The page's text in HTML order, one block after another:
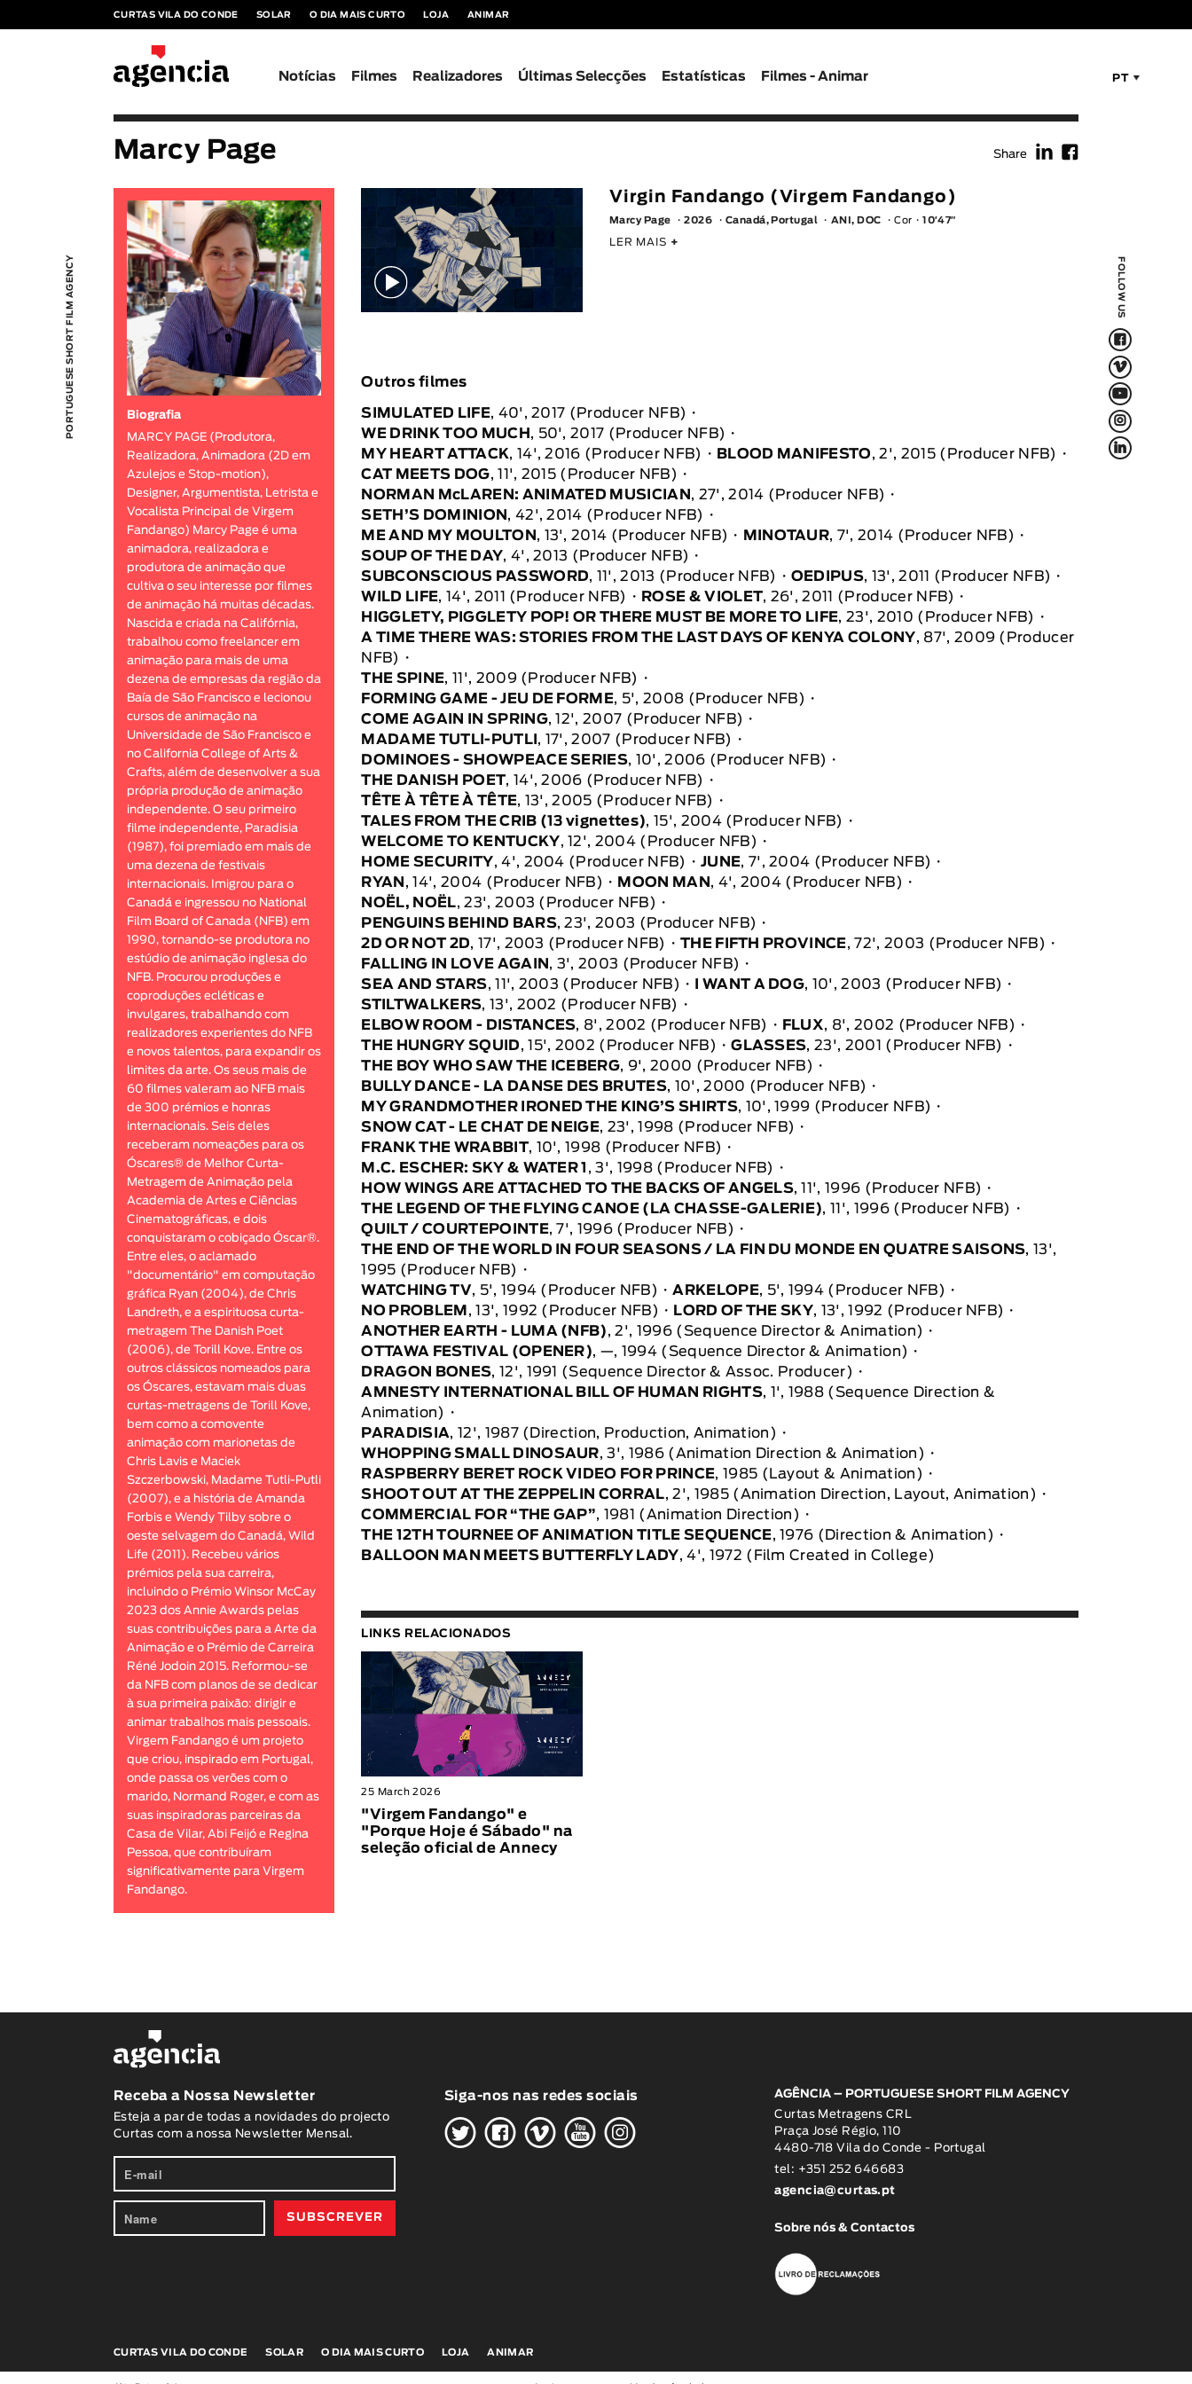
CURTAS VILA DO CONDE SOLAR O DIA MAIS CURTO LOJA ANIMAR
PT
Notícias Filmes Realizadores Últimas Selecções Estatísticas Filmes - Animar
PORTUGUESE SHORT FILM AGENCY FOLLOW US
F
V
Q
L
f
Marcy Page Share f F
Biografia
MARCY PAGE (Produtora,
Realizadora, Animadora (2D em
Azulejos e Stop-motion),
Designer, Argumentista, Letrista e
Vocalista Principal de Virgem
Fandango) Marcy Page é uma
animadora, realizadora e
produtora de animação que
cultiva o seu interesse por filmes
de animação há muitas décadas.
Nascida e criada na Califórnia,
trabalhou como freelancer em
animação para mais de uma
dezena de empresas da região da
Baía de São Francisco e lecionou
cursos de animação na
Universidade de São Francisco e
no California College of Arts &
Crafts, além de desenvolver a sua
própria produção de animação
independente. O seu primeiro
filme independente, Paradisia
(1987), foi premiado em mais de
uma dezena de festivais
internacionais. Imigrou para o
Canadá e ingressou no National
Film Board of Canada (NFB) em
1990, tornando-se produtora no
estúdio de animação inglesa do
NFB. Procurou produções e
coproduções ecléticas e
invulgares, trabalhando com
realizadores experientes do NFB
e novos talentos, para expandir os
limites da arte. Os seus mais de
60 filmes valeram ao NFB mais
de 300 prémios e honras
internacionais. Seis deles
receberam nomeações para os
Óscares® de Melhor Curta-
Metragem de Animação pela
Academia de Artes e Ciências
Cinematográficas, e dois
conquistaram o cobiçado Óscar®.
Entre eles, o aclamado
"documentário" em computação
gráfica Ryan (2004), de Chris
Landreth, e a espirituosa curta-
metragem The Danish Poet
(2006), de Torill Kove. Entre os
outros clássicos nomeados para
os Óscares, estavam mais duas
curtas-metragens de Torill Kove,
bem como a comovente
animação com marionetas de
Chris Lavis e Maciek
Szczerbowski, Madame Tutli-Putli
(2007), e a história de Amanda
Forbis e Wendy Tilby sobre o
oeste selvagem do Canadá, Wild
Life (2011). Recebeu vários
prémios pela sua carreira,
incluindo o Prémio Winsor McCay
2023 dos Annie Awards pelas
suas contribuições para a Arte da
Animação e o Prémio de Carreira
Réné Jodoin 2015. Reformou-se
da NFB com planos de se dedicar
à sua primeira paixão: dirigir e
animar trabalhos mais pessoais.
Virgem Fandango é um projeto
que criou, inspirado em Portugal,
onde passa os verões com o
marido, Normand Roger, e com as
suas inspiradoras parceiras da
Casa de Vilar, Abi Feijó e Regina
Pessoa, que contribuíram
significativamente para Virgem
Fandango.
Virgin Fandango (Virgem Fandango)
Marcy Page 2026 Canadá, Portugal ANI, DOC Cor 10′47″
LER MAIS +
Outros filmes
SIMULATED LIFE, 40', 2017 (Producer NFB)
WE DRINK TOO MUCH , 50', 2017 (Producer NFB)
MY HEART ATTACK, 14', 2016 (Producer NFB) BLOOD MANIFESTO, 2', 2015 (Producer NFB)
CAT MEETS DOG, 11', 2015 (Producer NFB)
NORMAN McLAREN: ANIMATED MUSICIAN , 27', 2014 (Producer NFB)
SETH’S DOMINION , 42', 2014 (Producer NFB)
ME AND MY MOULTON , 13', 2014 (Producer NFB) MINOTAUR, 7', 2014 (Producer NFB)
SOUP OF THE DAY, 4', 2013 (Producer NFB)
SUBCONSCIOUS PASSWORD, 11', 2013 (Producer NFB) OEDIPUS, 13', 2011 (Producer NFB)
WILD LIFE, 14', 2011 (Producer NFB) ROSE & VIOLET, 26', 2011 (Producer NFB)
HIGGLETY, PIGGLETY POP! OR THERE MUST BE MORE TO LIFE, 23', 2010 (Producer NFB)
A TIME THERE WAS: STORIES FROM THE LAST DAYS OF KENYA COLONY, 87', 2009 (Producer
NFB)
THE SPINE, 11', 2009 (Producer NFB)
FORMING GAME - JEU DE FORME, 5', 2008 (Producer NFB)
COME AGAIN IN SPRING, 12', 2007 (Producer NFB)
MADAME TUTLI-PUTLI , 17', 2007 (Producer NFB)
DOMINOES - SHOWPEACE SERIES, 10', 2006 (Producer NFB)
THE DANISH POET, 14', 2006 (Producer NFB)
TÊTE À TÊTE À TÊTE, 13', 2005 (Producer NFB)
TALES FROM THE CRIB (13 vignettes), 15', 2004 (Producer NFB)
WELCOME TO KENTUCKY, 12', 2004 (Producer NFB)
HOME SECURITY, 4', 2004 (Producer NFB) JUNE, 7', 2004 (Producer NFB)
RYAN , 14', 2004 (Producer NFB) MOON MAN , 4', 2004 (Producer NFB)
NOËL, NOËL, 23', 2003 (Producer NFB)
PENGUINS BEHIND BARS, 23', 2003 (Producer NFB)
2D OR NOT 2D, 17', 2003 (Producer NFB) THE FIFTH PROVINCE, 72', 2003 (Producer NFB)
FALLING IN LOVE AGAIN , 3', 2003 (Producer NFB)
SEA AND STARS, 11', 2003 (Producer NFB) I WANT A DOG, 10', 2003 (Producer NFB)
STILTWALKERS, 13', 2002 (Producer NFB)
ELBOW ROOM - DISTANCES, 8', 2002 (Producer NFB) FLUX, 8', 2002 (Producer NFB)
THE HUNGRY SQUID, 15', 2002 (Producer NFB) GLASSES, 23', 2001 (Producer NFB)
THE BOY WHO SAW THE ICEBERG, 9', 2000 (Producer NFB)
BULLY DANCE - LA DANSE DES BRUTES, 10', 2000 (Producer NFB)
MY GRANDMOTHER IRONED THE KING’S SHIRTS, 10', 1999 (Producer NFB)
SNOW CAT - LE CHAT DE NEIGE, 23', 1998 (Producer NFB)
FRANK THE WRABBIT, 10', 1998 (Producer NFB)
M.C. ESCHER: SKY & WATER 1 , 3', 1998 (Producer NFB)
HOW WINGS ARE ATTACHED TO THE BACKS OF ANGELS, 11', 1996 (Producer NFB)
THE LEGEND OF THE FLYING CANOE (LA CHASSE-GALERIE), 11', 1996 (Producer NFB)
QUILT / COURTEPOINTE, 7', 1996 (Producer NFB)
THE END OF THE WORLD IN FOUR SEASONS / LA FIN DU MONDE EN QUATRE SAISONS, 13',
1995 (Producer NFB)
WATCHING TV, 5', 1994 (Producer NFB) ARKELOPE, 5', 1994 (Producer NFB)
NO PROBLEM , 13', 1992 (Producer NFB) LORD OF THE SKY, 13', 1992 (Producer NFB)
ANOTHER EARTH - LUMA (NFB), 2', 1996 (Sequence Director & Animation)
OTTAWA FESTIVAL (OPENER), —, 1994 (Sequence Director & Animation)
DRAGON BONES, 12', 1991 (Sequence Director & Assoc. Producer)
AMNESTY INTERNATIONAL BILL OF HUMAN RIGHTS, 1', 1988 (Sequence Direction &
Animation)
PARADISIA, 12', 1987 (Direction, Production, Animation)
WHOPPING SMALL DINOSAUR, 3', 1986 (Animation Direction & Animation)
RASPBERRY BERET ROCK VIDEO FOR PRINCE, 1985 (Layout & Animation)
SHOOT OUT AT THE ZEPPELIN CORRAL, 2', 1985 (Animation Direction, Layout, Animation)
COMMERCIAL FOR “THE GAP”, 1981 (Animation Direction)
THE 12TH TOURNEE OF ANIMATION TITLE SEQUENCE, 1976 (Direction & Animation)
BALLOON MAN MEETS BUTTERFLY LADY, 4', 1972 (Film Created in College)
LINKS RELACIONADOS
25 March 2026
"Virgem Fandango" e
"Porque Hoje é Sábado" na
seleção oficial de Annecy
Receba a Nossa Newsletter
Esteja a par de todas a novidades do projecto
Curtas com a nossa Newsletter Mensal.
Siga-nos nas redes sociais
HGWOK
AGÊNCIA – PORTUGUESE SHORT FILM AGENCY
Curtas Metragens CRL
Praça José Régio, 110
4480-718 Vila do Conde - Portugal
tel: +351 252 646683
agencia@curtas.pt
Sobre nós & Contactos
CURTAS VILA DO CONDE SOLAR O DIA MAIS CURTO LOJA ANIMAR